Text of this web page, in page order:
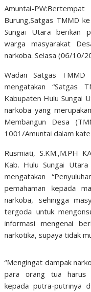
Amuntai-
Burung,Satgas TMMD
Sungai Utara berikan
warga masyarakat
narkoba. Selasa (06/10/
Wadan Satgas
mengatakan “Satgas
Kabupaten Hulu Sungai
narkoba yang
Membangun Desa
1001/Amuntai dalam
Rusmiati, S.KM.,M.PH
Kab. Hulu Sungai
mengatakan
pemahaman kepada
narkoba, sehingga
tergoda untuk
informasi mengenai
narkotika, supaya tidak
“Mengingat dampak
para orang tua harus
kepada putra-putrinya